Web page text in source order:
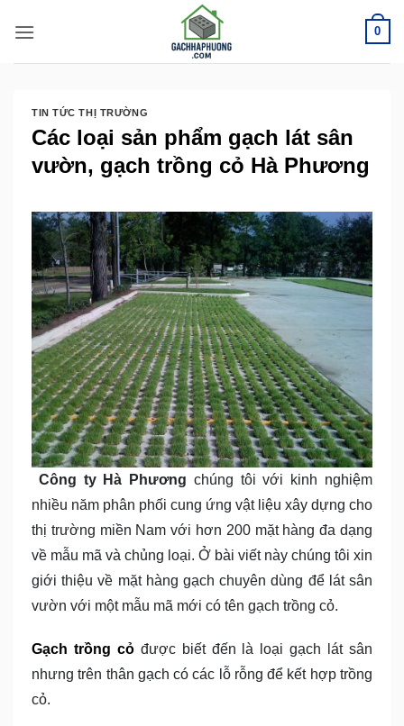
qua
nội
0
TIN TỨC THỊ TRƯỜNG
Các loại sản phẩm gạch lát sân
vườn, gạch trồng cỏ Hà Phương
Công ty Hà Phương chúng tôi với kinh nghiệm
nhiều năm phân phối cung ứng vật liệu xây dựng cho
thị trường miền Nam với hơn 200 mặt hàng đa dạng
về mẫu mã và chủng loại. Ở bài viết này chúng tôi xin
giới thiệu về mặt hàng gạch chuyên dùng để lát sân
vườn với một mẫu mã mới có tên gạch trồng cỏ.
Gạch trồng cỏđược biết đến là loại gạch lát sân
nhưng trên thân gạch có các lỗ rỗng để kết hợp trồng
cỏ.